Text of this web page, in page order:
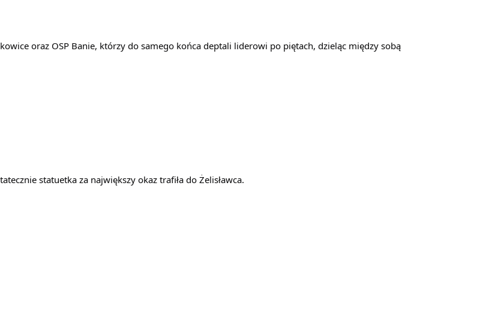
oraz OSP Banie, którzy do samego końca deptali liderowi po piętach, dzieląc między sobą
statuetka za największy okaz trafiła do Żelisławca.